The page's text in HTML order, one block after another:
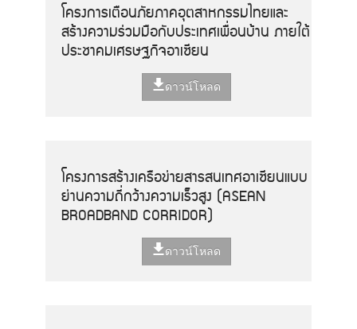
โครงการเตือนภัยภาคอุตสาหกรรมไทยและ
สร้างความร่วมมือกับประเทศเพื่อนบ้าน ภายใต้
ประชาคมเศรษฐกิจอาเซียน
ดาวน์โหลด
โครงการสร้างเครือข่ายสารสนเทศอาเซียนแบบ
ย่านความถี่กว้างความเร็วสูง (ASEAN
BROADBAND CORRIDOR)
ดาวน์โหลด